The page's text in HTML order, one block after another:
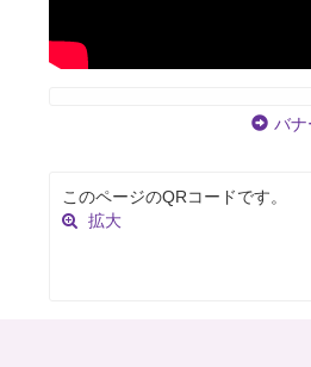
バナ
このページのQRコードです。
拡大